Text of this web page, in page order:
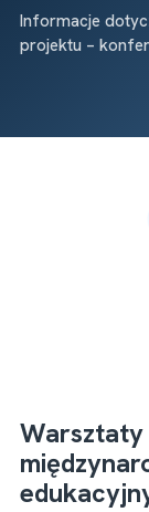
Informacje
projektu –
Warsztaty